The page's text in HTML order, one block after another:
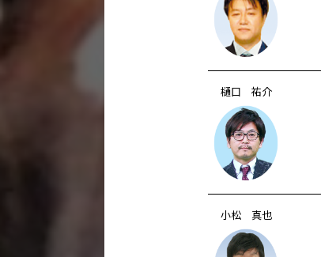
樋口 祐介
小松 真也